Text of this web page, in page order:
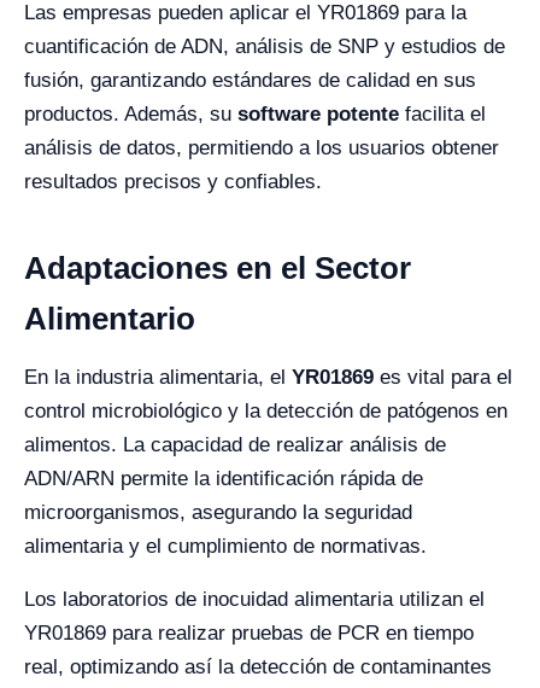
Las empresas pueden aplicar el YR01869 para la
cuantificación de ADN, análisis de SNP y estudios de
fusión, garantizando estándares de calidad en sus
productos. Además, su software potente facilita el
análisis de datos, permitiendo a los usuarios obtener
resultados precisos y confiables.
Adaptaciones en el Sector
Alimentario
En la industria alimentaria, el YR01869 es vital para el
control microbiológico y la detección de patógenos en
alimentos. La capacidad de realizar análisis de
ADN/ARN permite la identificación rápida de
microorganismos, asegurando la seguridad
alimentaria y el cumplimiento de normativas.
Los laboratorios de inocuidad alimentaria utilizan el
YR01869 para realizar pruebas de PCR en tiempo
real, optimizando así la detección de contaminantes